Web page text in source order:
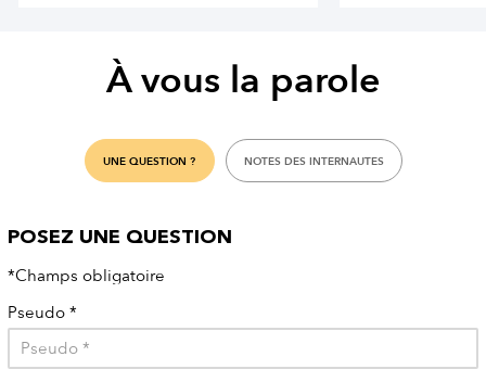
À vous la parole
UNE QUESTION ? NOTES DES INTERNAUTES
POSEZ UNE QUESTION
*Champs obligatoire
Pseudo *